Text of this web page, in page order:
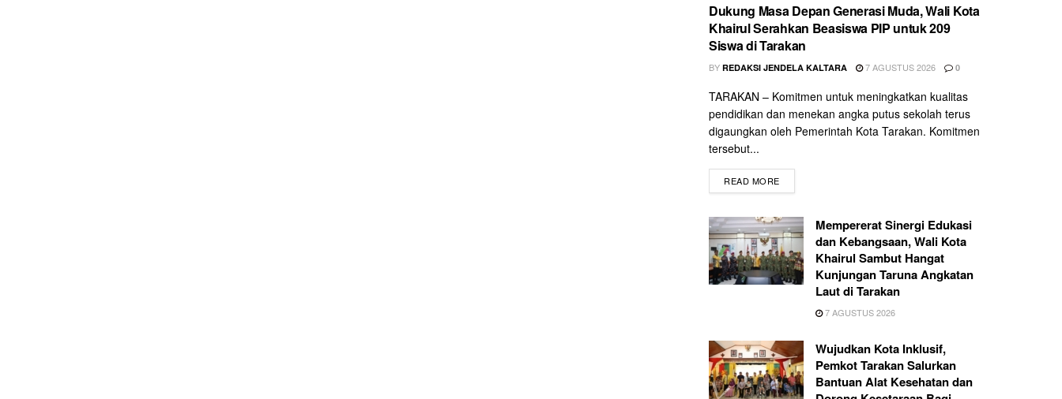
Dukung Masa Depan Generasi Muda, Wali Kota
Khairul Serahkan Beasiswa PIP untuk 209
Siswa di Tarakan
BY REDAKSI JENDELA KALTARA 7 AGUSTUS 2026 0
TARAKAN – Komitmen untuk meningkatkan kualitas
pendidikan dan menekan angka putus sekolah terus
digaungkan oleh Pemerintah Kota Tarakan. Komitmen
tersebut...
READ MORE
Mempererat Sinergi Edukasi
dan Kebangsaan, Wali Kota
Khairul Sambut Hangat
Kunjungan Taruna Angkatan
Laut di Tarakan
7 AGUSTUS 2026
Wujudkan Kota Inklusif,
Pemkot Tarakan Salurkan
Bantuan Alat Kesehatan dan